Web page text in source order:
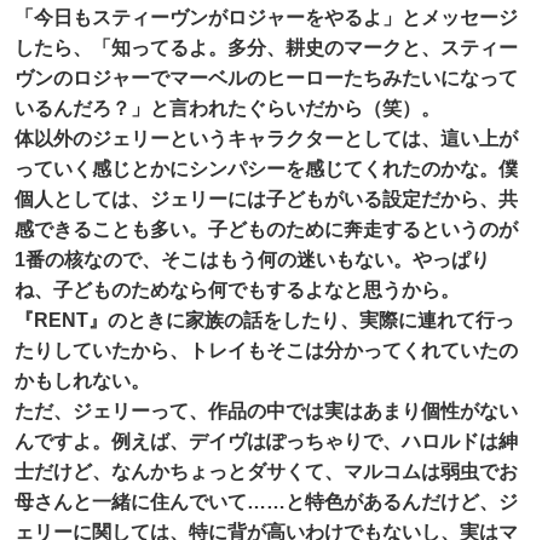
「今日もスティーヴンがロジャーをやるよ」とメッセージ
したら、「知ってるよ。多分、耕史のマークと、スティー
ヴンのロジャーでマーベルのヒーローたちみたいになって
いるんだろ？」と言われたぐらいだから（笑）。
体以外のジェリーというキャラクターとしては、這い上が
っていく感じとかにシンパシーを感じてくれたのかな。僕
個人としては、ジェリーには子どもがいる設定だから、共
感できることも多い。子どものために奔走するというのが
1番の核なので、そこはもう何の迷いもない。やっぱり
ね、子どものためなら何でもするよなと思うから。
『RENT』のときに家族の話をしたり、実際に連れて行っ
たりしていたから、トレイもそこは分かってくれていたの
かもしれない。
ただ、ジェリーって、作品の中では実はあまり個性がない
んですよ。例えば、デイヴはぽっちゃりで、ハロルドは紳
士だけど、なんかちょっとダサくて、マルコムは弱虫でお
母さんと一緒に住んでいて……と特色があるんだけど、ジ
ェリーに関しては、特に背が高いわけでもないし、実はマ